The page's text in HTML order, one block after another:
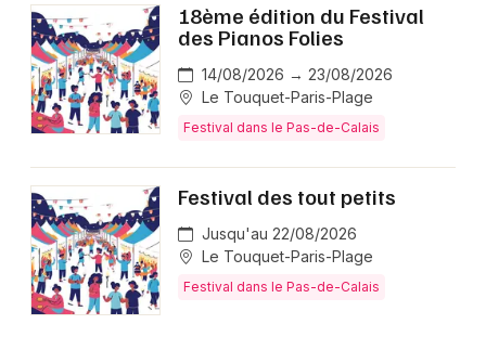
18ème édition du Festival
des Pianos Folies
14/08/2026 → 23/08/2026
Le Touquet-Paris-Plage
Festival dans le Pas-de-Calais
Festival des tout petits
Jusqu'au 22/08/2026
Le Touquet-Paris-Plage
Festival dans le Pas-de-Calais